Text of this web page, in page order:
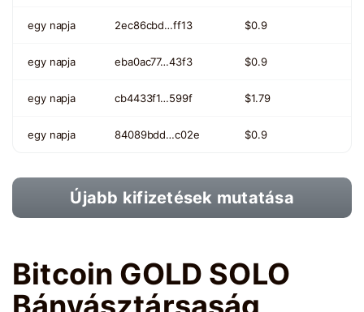
egy napja 2ec86cbd…ff13 $0.9
egy napja eba0ac77…43f3 $0.9
egy napja cb4433f1…599f $1.79
egy napja 84089bdd…c02e $0.9
Újabb kifizetések mutatása
Bitcoin GOLD SOLO